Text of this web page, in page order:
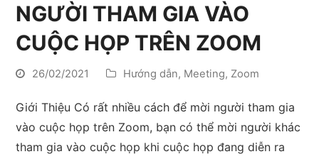
NGƯỜI THAM GIA VÀO
CUỘC HỌP TRÊN ZOOM
26/02/2021 Hướng dẫn, Meeting, Zoom
Giới Thiệu Có rất nhiều cách để mời người tham gia
vào cuộc họp trên Zoom, bạn có thể mời người khác
tham gia vào cuộc họp khi cuộc họp đang diễn ra